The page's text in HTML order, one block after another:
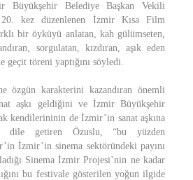
Büyükşehir Belediye Başkan Vekili
kez düzenlenen İzmir Kısa Film
bir öyküyü anlatan, kah gülümseten,
sorgulatan, kızdıran, aşık eden
töreni yaptığını söyledi.
özgün karakterini kazandıran önemli
aşkı geldiğini ve İzmir Büyükşehir
kendilerininin de İzmir’in sanat aşkına
dile getiren Özuslu, “bu yüzden
İzmir’in sinema sektöründeki payını
Sinema İzmir Projesi’nin ne kadar
bu festivale gösterilen yoğun ilgide